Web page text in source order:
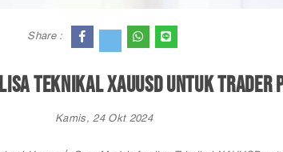
Share :
Teknikal XAUUSD untuk Trader
Kamis, 24 Okt 2024